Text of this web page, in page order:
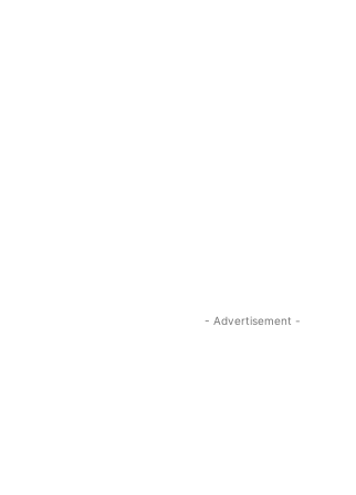
- Advertisement -